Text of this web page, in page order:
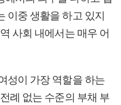
이중 생활을 하고 있지
사회 내에서는 매우 어
성이 가장 역할을 하는
례 없는 수준의 부채 부